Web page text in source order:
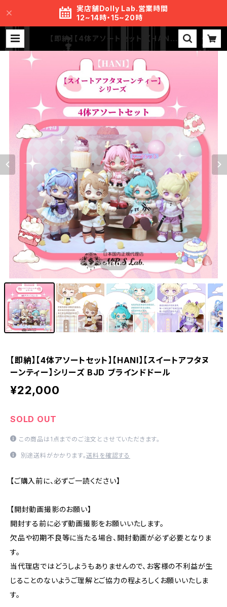
実店舗Dolly Lab.営業時間
12~14時・15~20時
【即納】【4体アソートセット】【HANI】
【スイートアフタヌーンティー】シリー
ab.
1/10
【即納】【4体アソートセット】【HANI】【スイートアフタヌ
ーンティー】シリーズ BJD ブラインドドール
¥22,000
SOLD OUT
この商品は1点までのご注文とさせていただきます。
別途送料がかかります。送料を確認する
【ご購入前に、必ずご一読ください】
【開封動画撮影のお願い】
開封する前に必ず動画撮影をお願いいたします。
欠品や初期不良等に当たる場合、開封動画が必ず必要となりま
す。
当代理店ではどうしようもありませんので、お客様の不利益が生
じることのないようご理解とご協力の程よろしくお願いいたしま
す。